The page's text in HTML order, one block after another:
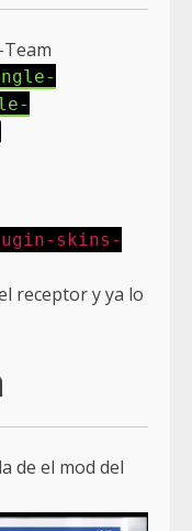
skins-
receptor y ya lo
de el mod del